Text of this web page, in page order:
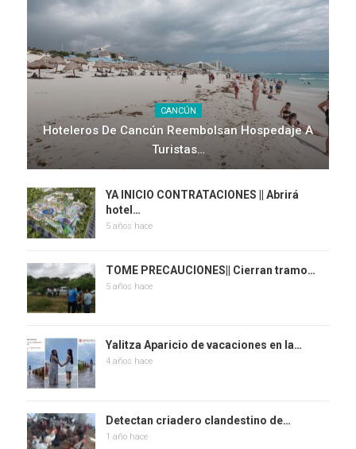
CANCÚN
Hoteleros De Cancún Reembolsan Hospedaje A
Turistas…
YA INICIO CONTRATACIONES || Abrirá
hotel…
5 años hace
TOME PRECAUCIONES|| Cierran tramo…
5 años hace
Yalitza Aparicio de vacaciones en la…
4 años hace
Detectan criadero clandestino de…
1 año hace